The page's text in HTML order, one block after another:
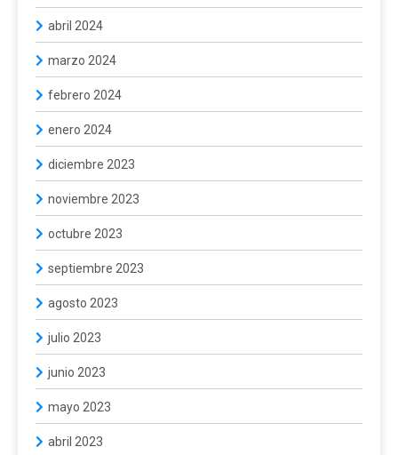
abril 2024
marzo 2024
febrero 2024
enero 2024
diciembre 2023
noviembre 2023
octubre 2023
septiembre 2023
agosto 2023
julio 2023
junio 2023
mayo 2023
abril 2023